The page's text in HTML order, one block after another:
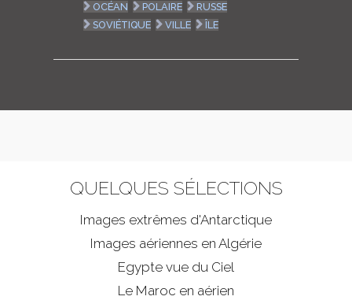
OCÉAN
POLAIRE
RUSSE
SOVIÉTIQUE
VILLE ÎLE
QUELQUES SÉLECTIONS
Images extrêmes d'Antarctique
Images aériennes en Algérie
Egypte vue du Ciel
Le Maroc en aérien